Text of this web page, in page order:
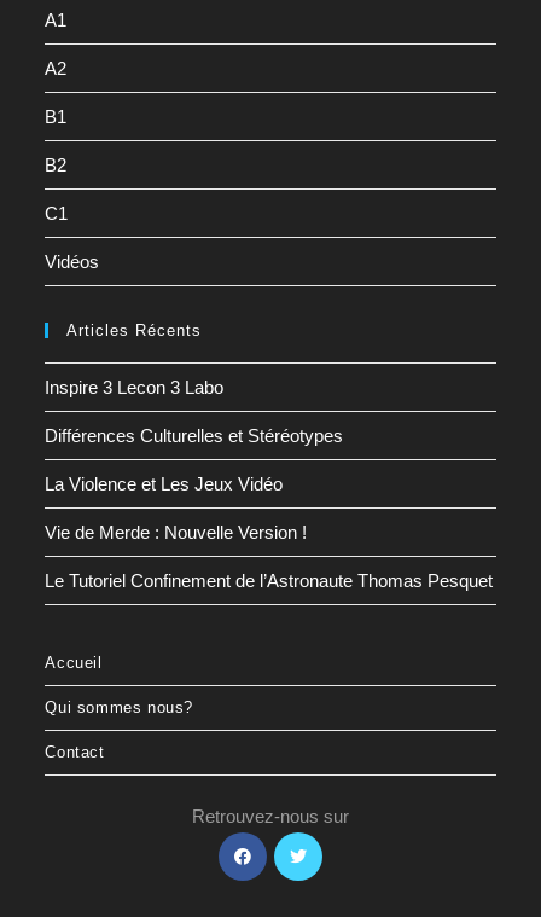
A1
A2
B1
B2
C1
Vidéos
Articles Récents
Inspire 3 Lecon 3 Labo
Différences Culturelles et Stéréotypes
La Violence et Les Jeux Vidéo
Vie de Merde : Nouvelle Version !
Le Tutoriel Confinement de l’Astronaute Thomas Pesquet
Accueil
Qui sommes nous?
Contact
Retrouvez-nous sur
S’ouvre
dans
S’ouvre